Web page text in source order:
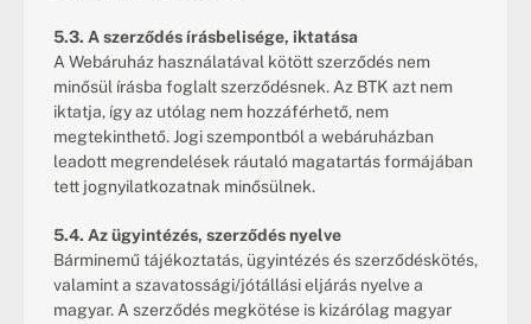
5.3. A szerződés írásbelisége, iktatása
A Webáruház használatával kötött szerződés nem
minősül írásba foglalt szerződésnek. Az BTK azt nem
iktatja, így az utólag nem hozzáférhető, nem
megtekinthető. Jogi szempontból a webáruházban
leadott megrendelések ráutaló magatartás formájában
tett jognyilatkozatnak minősülnek.
5.4. Az ügyintézés, szerződés nyelve
Bárminemű tájékoztatás, ügyintézés és szerződéskötés,
valamint a szavatossági/jótállási eljárás nyelve a
magyar. A szerződés megkötése is kizárólag magyar